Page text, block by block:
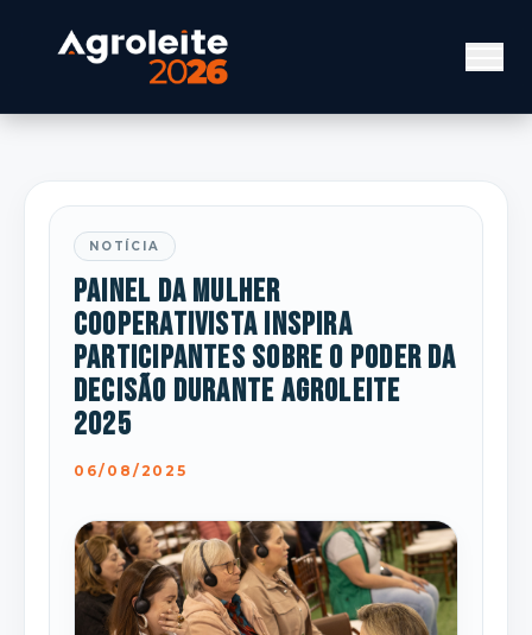
NOTÍCIA
Painel da Mulher
Cooperativista inspira
participantes sobre o poder da
decisão durante Agroleite
2025
06/08/2025